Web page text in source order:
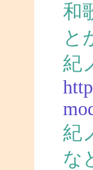
和
と
紀
紀
な